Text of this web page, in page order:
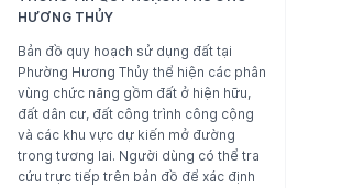
HƯƠNG THỦY
Bản đồ quy hoạch sử dụng đất tại
Phường Hương Thủy thể hiện các phân
vùng chức năng gồm đất ở hiện hữu,
đất dân cư, đất công trình công cộng
và các khu vực dự kiến mở đường
trong tương lai. Người dùng có thể tra
cứu trực tiếp trên bản đồ để xác định